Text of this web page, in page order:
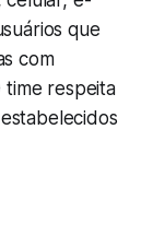
que
com
time respeita